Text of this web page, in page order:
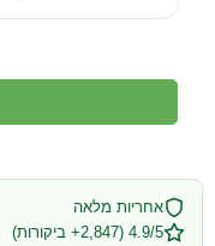
אחריות מלאה
4.9/5 (2,847+ ביקורות)